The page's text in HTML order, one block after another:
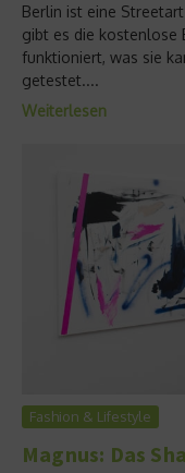
Berlin ist eine
gibt es die kostenlose
funktioniert, was sie
getestet....
Weiterlesen
Fashion & Lifestyle
Magnus: Das